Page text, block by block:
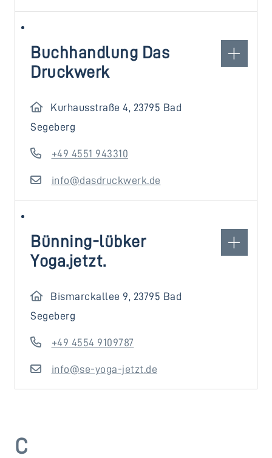
Buchhandlung Das
Druckwerk
Kurhausstraße 4, 23795 Bad
Segeberg
+49 4551 943310
info@dasdruckwerk.de
Bünning-lübker
Yoga.jetzt.
Bismarckallee 9, 23795 Bad
Segeberg
+49 4554 9109787
info@se-yoga-jetzt.de
C